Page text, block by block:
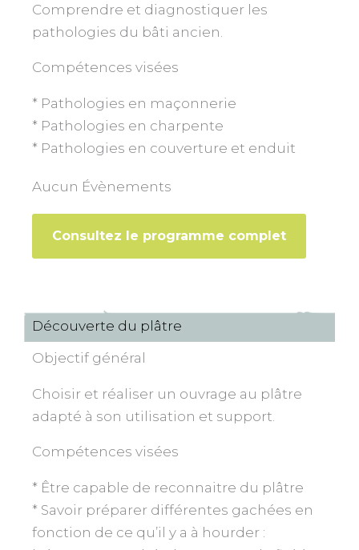
Comprendre et diagnostiquer les
pathologies du bâti ancien.
Compétences visées
* Pathologies en maçonnerie
* Pathologies en charpente
* Pathologies en couverture et enduit
Aucun Évènements
Consultez le programme complet
Découverte du plâtre
Objectif général
Choisir et réaliser un ouvrage au plâtre
adapté à son utilisation et support.
Compétences visées
* Être capable de reconnaitre du plâtre
* Savoir préparer différentes gachées en
fonction de ce qu’il y a à hourder :